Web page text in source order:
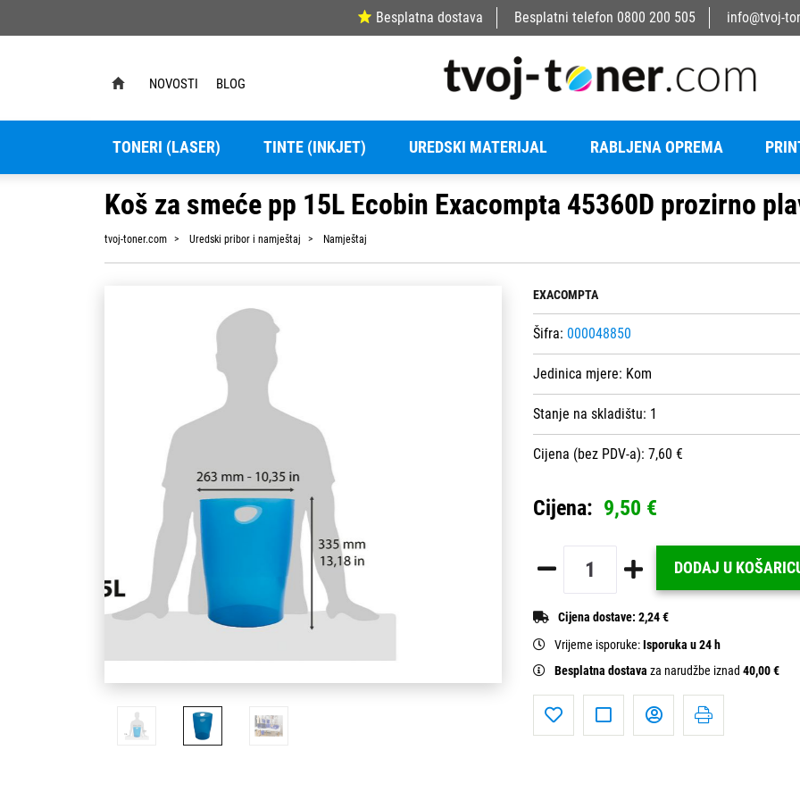
Besplatna dostava Besplatni telefon 0800 200 505 info@tvoj-
NOVOSTI BLOG
TONERI (LASER) TINTE (INKJET) UREDSKI MATERIJAL RABLJENA OPREMA
Koš za smeće pp 15L Ecobin Exacompta 45360D prozirno
tvoj-toner.com Uredski pribor i namještaj Namještaj
EXACOMPTA
Šifra: 000048850
Jedinica mjere: Kom
Stanje na skladištu: 1
Cijena (bez PDV-a): 7,60 €
Cijena: 9,50 €
DODAJ U
Cijena dostave: 2,24 €
Vrijeme isporuke:Isporuka u 24 h
Besplatna dostava za narudžbe iznad 40,00 €